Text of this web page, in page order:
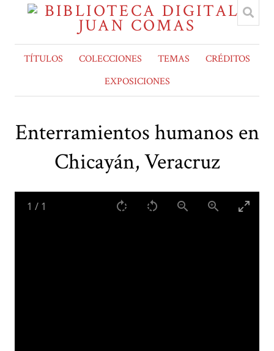
TÍTULOS COLECCIONES TEMAS
CRÉDITOS
EXPOSICIONES
Enterramientos humanos en
Chicayán, Veracruz
1 / 1